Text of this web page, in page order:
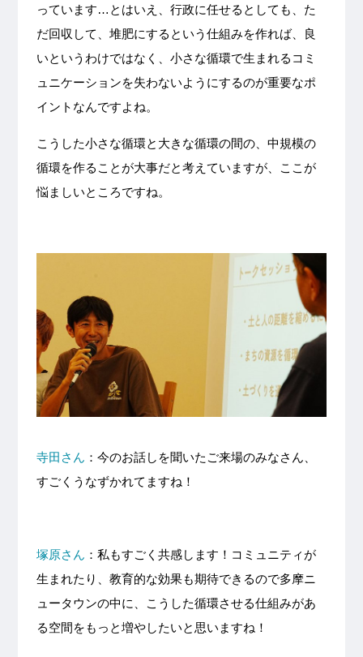
っています…とはいえ、行政に任せるとしても、た
だ回収して、堆肥にするという仕組みを作れば、良
いというわけではなく、小さな循環で生まれるコミ
ュニケーションを失わないようにするのが重要なポ
イントなんですよね。
こうした小さな循環と大きな循環の間の、中規模の
循環を作ることが大事だと考えていますが、ここが
悩ましいところですね。
寺田さん ：今のお話しを聞いたご来場のみなさん、
すごくうなずかれてますね！
塚原さん ：私もすごく共感します！コミュニティが
生まれたり、教育的な効果も期待できるので多摩ニ
ュータウンの中に、こうした循環させる仕組みがあ
る空間をもっと増やしたいと思いますね！